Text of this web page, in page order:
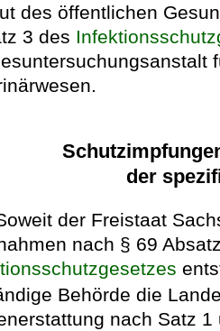
des öffentlichen
3 des
der
der Freistaat
nach § 69
Behörde die
nach Satz